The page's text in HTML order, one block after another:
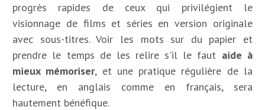
progrès rapides de ceux qui privilégient le
visionnage de films et séries en version originale
avec sous-titres. Voir les mots sur du papier et
prendre le temps de les relire s'il le faut aide à
mieux mémoriser, et une pratique régulière de la
lecture, en anglais comme en français, sera
hautement bénéfique.